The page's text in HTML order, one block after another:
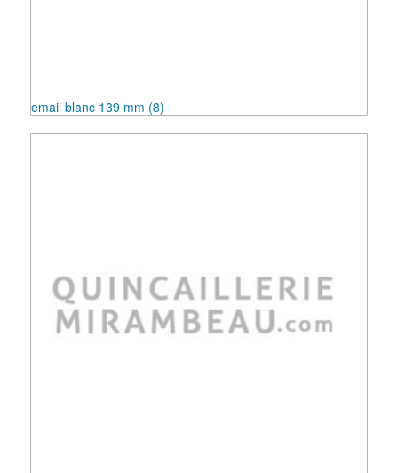
email blanc 139 mm (8)